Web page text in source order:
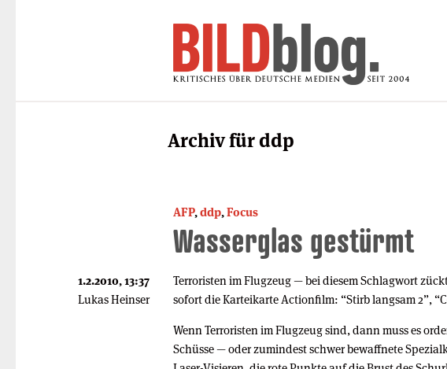
Archiv für ddp
AFP,ddp,Focus
Wasserglas gestürmt
Terroristen im Flugzeug — bei diesem Schlagwort
sofort die Karteikarte Actionfilm: “Stirb langsam 2”,
Wenn Terroristen im Flugzeug sind, dann muss es
Schüsse — oder zumindest schwer bewaffnete
1.2.2010, 13:37
Lukas Heinser